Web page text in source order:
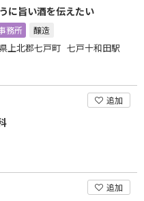
に旨い酒を伝えたい
務所 醸造
上北郡七戸町 七戸十和田駅
追加
追加